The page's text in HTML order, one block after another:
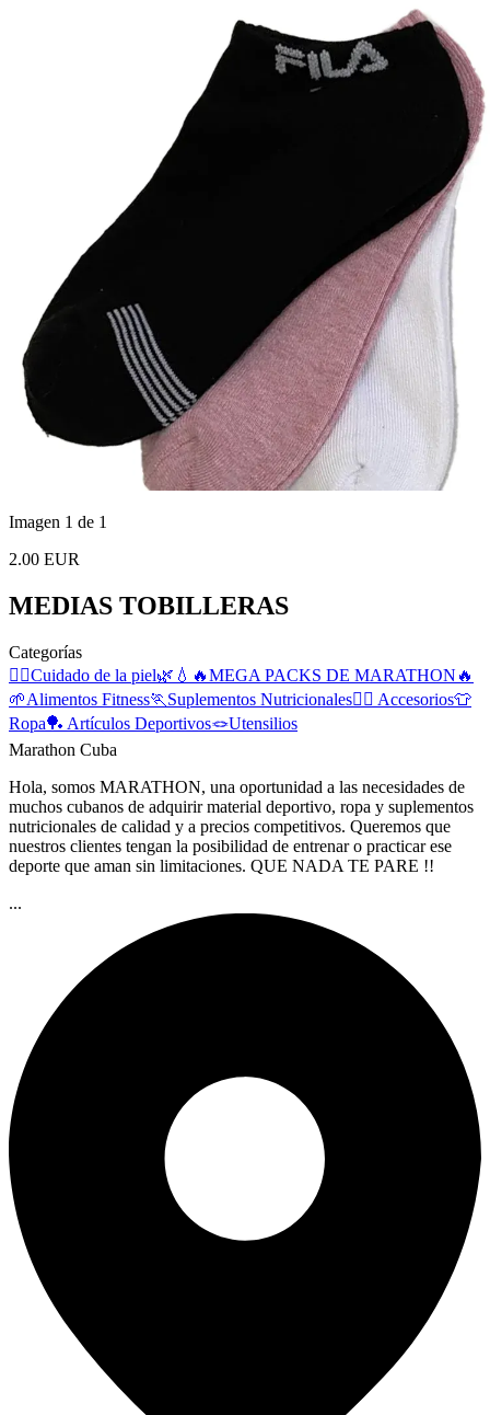
Imagen 1 de 1
2.00 EUR
MEDIAS TOBILLERAS
Categorías
🧖‍♀️Cuidado de la piel🌿💧 🔥MEGA PACKS DE MARATHON🔥
🌱Alimentos Fitness🏃Suplementos Nutricionales🏋️‍♀️ Accesorios👕
Ropa🏓 Artículos Deportivos🪢Utensilios
Marathon Cuba
Hola, somos MARATHON, una oportunidad a las necesidades de
muchos cubanos de adquirir material deportivo, ropa y suplementos
nutricionales de calidad y a precios competitivos. Queremos que
nuestros clientes tengan la posibilidad de entrenar o practicar ese
deporte que aman sin limitaciones. QUE NADA TE PARE !!
...